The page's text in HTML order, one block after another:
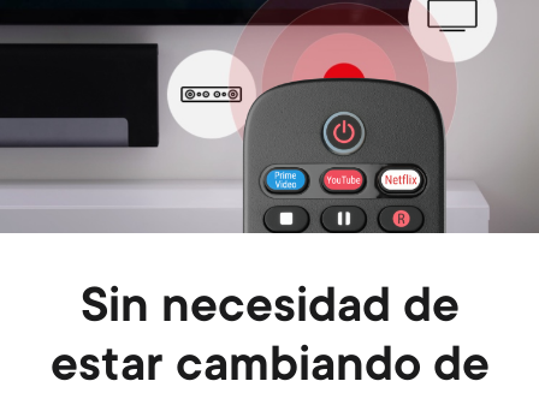
Sin necesidad de
estar cambiando de